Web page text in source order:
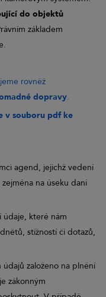
do objektů
základem
rovněž
dopravy.
v souboru pdf ke
agend, jejichž vedení
na úseku daní
údaje, které nám
stížností či dotazů,
založeno na plnění
zákonným